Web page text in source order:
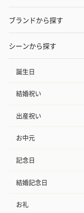
ブランドから探す
シーンから探す
誕生日
結婚祝い
出産祝い
お中元
記念日
結婚記念日
お礼